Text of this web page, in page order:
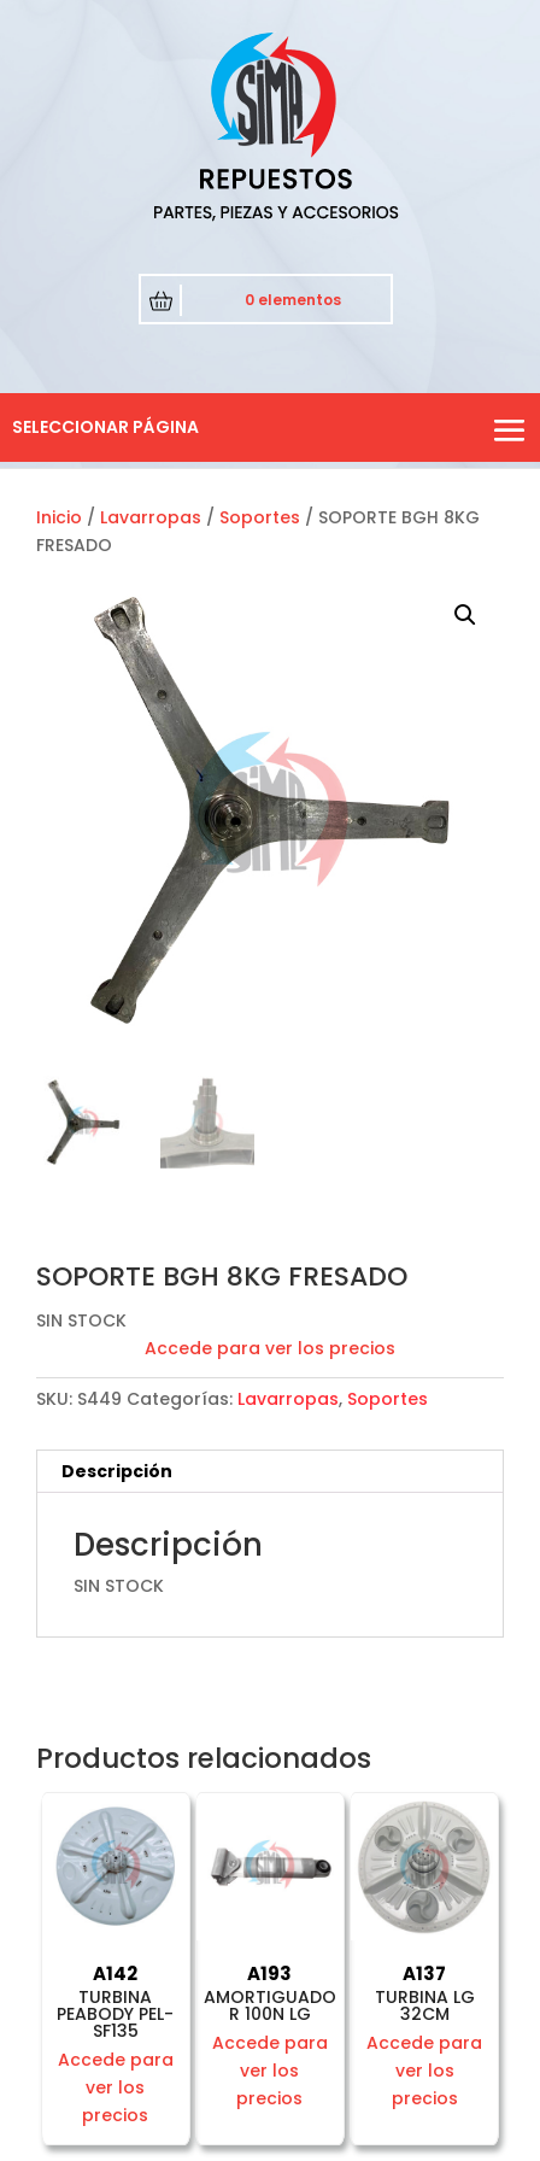
0 elementos
SELECCIONAR PÁGINA
Inicio / Lavarropas / Soportes / SOPORTE BGH 8KG
FRESADO
SOPORTE BGH 8KG FRESADO
SIN STOCK
Accede para ver los precios
SKU: S449 Categorías: Lavarropas, Soportes
Descripción
Descripción
SIN STOCK
Productos relacionados
A142
TURBINA
PEABODY PEL-
SF135
Accede para
ver los
precios
A193
AMORTIGUADO
R 100N LG
Accede para
ver los
precios
A137
TURBINA LG
32CM
Accede para
ver los
precios